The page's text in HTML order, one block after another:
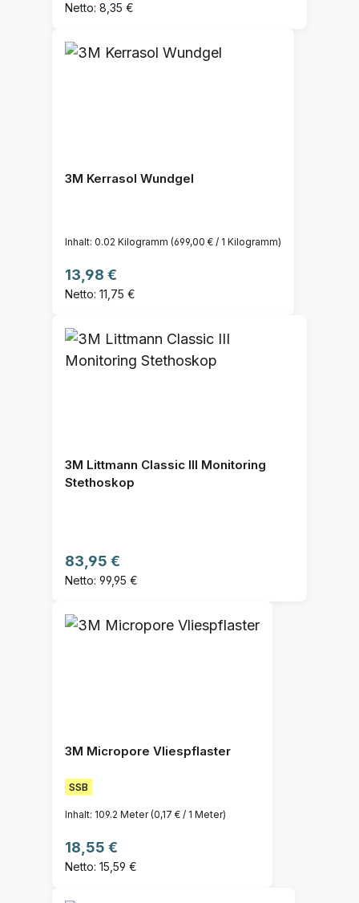
Netto: 8,35 €
3M Kerrasol Wundgel
Inhalt: 0.02 Kilogramm (699,00 € / 1 Kilogramm)
Regulärer Preis:
13,98 €
Netto: 11,75 €
3M Littmann Classic III Monitoring
Stethoskop
Regulärer Preis:
83,95 €
Netto: 99,95 €
3M Micropore Vliespflaster
SSB
Inhalt: 109.2 Meter(0,17 € / 1 Meter)
Regulärer Preis:
18,55 €
Netto: 15,59 €